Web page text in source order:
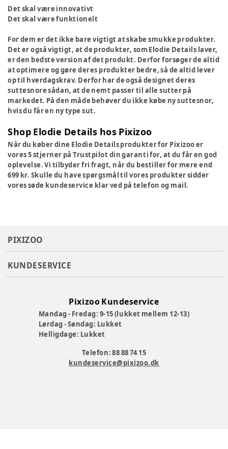
Det skal være innovativt
Det skal være funktionelt
For dem er det ikke bare vigtigt at skabe smukke produkter.
Det er også vigtigt, at de produkter, som Elodie Details laver,
er den bedste version af det produkt. Derfor forsøger de altid
at optimere og gøre deres produkter bedre, så de altid lever
op til hverdagskrav. Derfor har de også designet deres
suttesnore sådan, at de nemt passer til alle sutter på
markedet. På den måde behøver du ikke købe ny suttesnor,
hvis du får en ny type sut.
Shop Elodie Details hos Pixizoo
Når du køber dine Elodie Details produkter for Pixizoo er
vores 5 stjerner på Trustpilot din garanti for, at du får en god
oplevelse. Vi tilbyder fri fragt, når du bestiller for mere end
699 kr. Skulle du have spørgsmål til vores produkter sidder
vores søde kundeservice klar ved på telefon og mail.
PIXIZOO
KUNDESERVICE
Pixizoo Kundeservice
Mandag - Fredag: 9-15 (lukket mellem 12-13)
Lørdag - Søndag: Lukket
Helligdage: Lukket
Telefon: 88 88 74 15
kundeservice@pixizoo.dk